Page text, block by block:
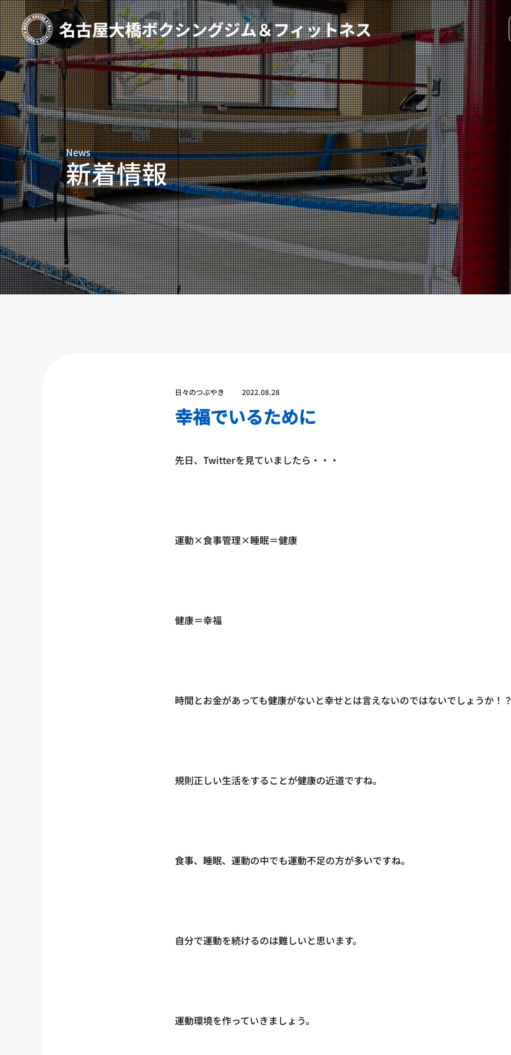
TOP
新着情報
ご予約
プライベートコース予約
レンタルスタジオ予約
名古屋大橋ボクシングジムについて
大橋弘政プロフィール
スタッフ紹介
料金案内
設備紹介
アクセス
実戦コース
料金システム
選手紹介
よくある質問
News
新着情報
日々のつぶやき 2022.08.28
幸福でいるために
先日、Twitterを見ていましたら・・・
運動×食事管理×睡眠＝健康
健康＝幸福
時間とお金があっても健康がないと幸せとは言えないのではないでしょうか！？
規則正しい生活をすることが健康の近道ですね。
食事、睡眠、運動の中でも運動不足の方が多いですね。
自分で運動を続けるのは難しいと思います。
運動環境を作っていきましょう。